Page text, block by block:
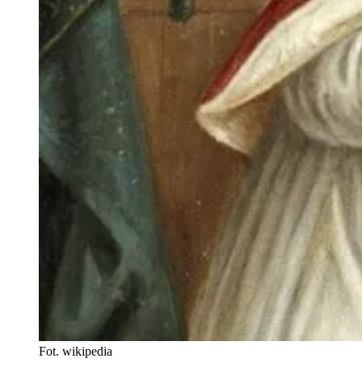
Fot. wikipedia